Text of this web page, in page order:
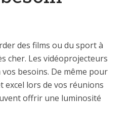
des films ou du sport à
cher. Les vidéoprojecteurs
besoins. De même pour
lors de vos réunions
offrir une luminosité